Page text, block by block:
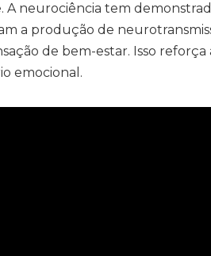
A neurociência tem
a produção de
de bem-estar. Isso
emocional.